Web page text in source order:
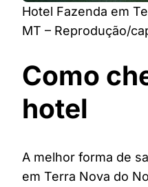
Hotel Fazenda em
MT – Reprodução/
Como
hotel
A melhor forma de
em Terra Nova do